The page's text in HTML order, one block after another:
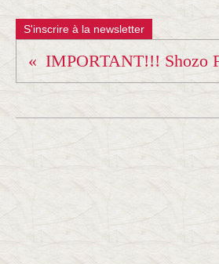
S'inscrire à la newsletter